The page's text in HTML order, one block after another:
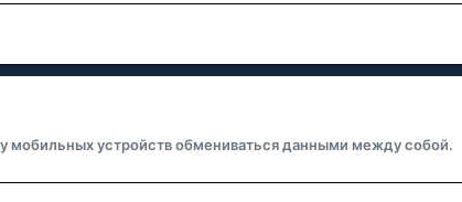
мобильных устройств обмениваться данными между собой.